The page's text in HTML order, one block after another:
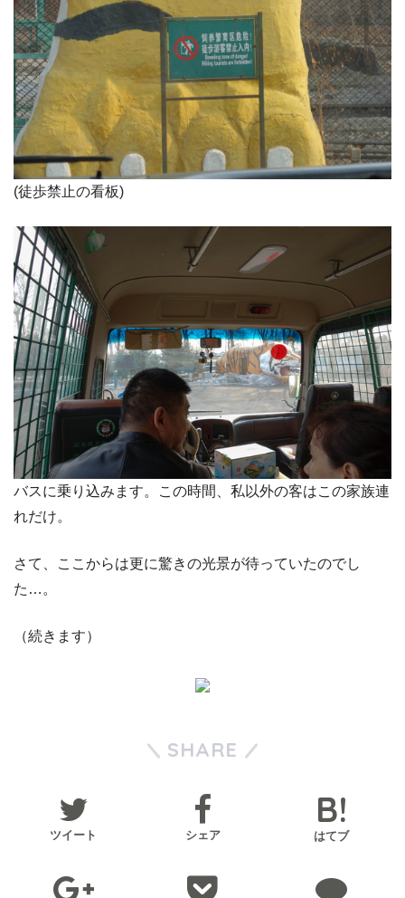
(徒歩禁止の看板)
バスに乗り込みます。この時間、私以外の客はこの家族連
れだけ。
さて、ここからは更に驚きの光景が待っていたのでし
た…。
（続きます）
SHARE
ツイート シェア はてブ